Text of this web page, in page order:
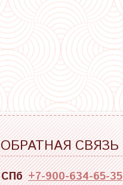
ОБРАТНАЯ СВЯЗЬ
СПб +7-900-634-65-35